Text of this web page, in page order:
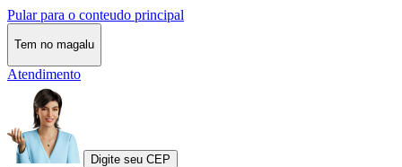
Pular para o conteudo principal
Tem no magalu
Atendimento
Digite seu CEP